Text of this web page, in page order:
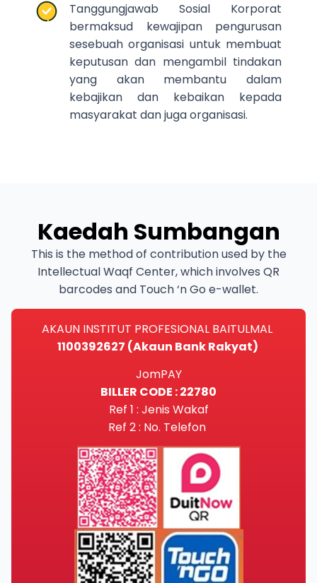
Tanggungjawab Sosial Korporat
bermaksud kewajipan pengurusan
sesebuah organisasi untuk membuat
keputusan dan mengambil tindakan
yang akan membantu dalam
kebajikan dan kebaikan kepada
masyarakat dan juga organisasi.
Kaedah Sumbangan
This is the method of contribution used by the
Intellectual Waqf Center, which involves QR
barcodes and Touch ‘n Go e-wallet.
AKAUN INSTITUT PROFESIONAL BAITULMAL
1100392627 (Akaun Bank Rakyat)
JomPAY
BILLER CODE : 22780
Ref 1 : Jenis Wakaf
Ref 2 : No. Telefon